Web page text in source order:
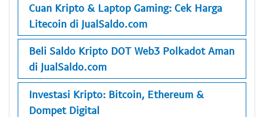
Cuan Kripto & Laptop Gaming: Cek Harga
Litecoin di JualSaldo.com
Beli Saldo Kripto DOT Web3 Polkadot Aman
di JualSaldo.com
Investasi Kripto: Bitcoin, Ethereum &
Dompet Digital